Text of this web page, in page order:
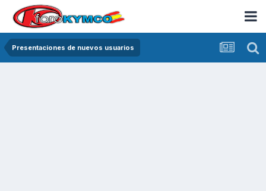
Presentaciones de nuevos usuarios